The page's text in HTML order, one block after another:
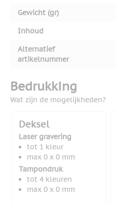
Gewicht (gr)
Inhoud
Alternatief
artikelnummer
Bedrukking
Wat zijn de mogelijkheden?
Deksel
Laser gravering
tot 1 kleur
max 0 x 0 mm
Tampondruk
tot 4 kleuren
max 0 x 0 mm